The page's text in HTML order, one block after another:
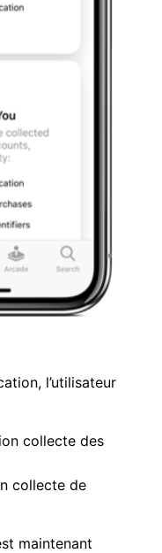
l’utilisateur
collecte des
collecte de
maintenant